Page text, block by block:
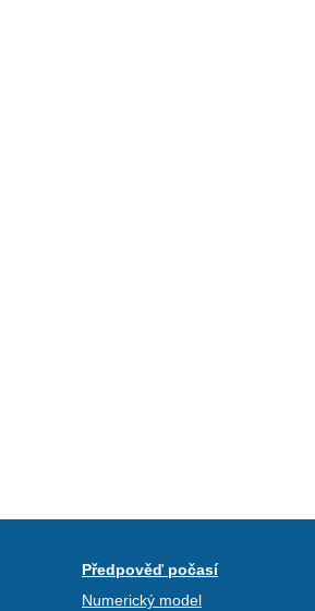
Předpověď počasí
Numerický model